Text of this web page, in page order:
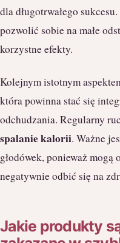
dla długotrwałego
pozwolić sobie na małe
korzystne efekty.
Kolejnym istotnym
która powinna stać się
odchudzania. Regularny
spalanie kalorii. Ważne
głodówek, ponieważ mogą
negatywnie odbić się na
Jakie produkty